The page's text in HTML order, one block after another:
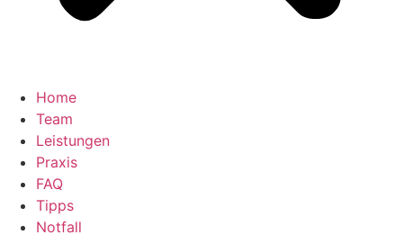
Home
Team
Leistungen
Praxis
FAQ
Tipps
Notfall